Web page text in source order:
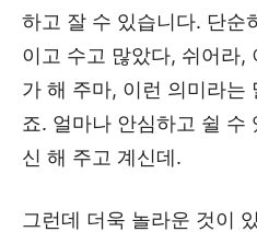
하고 잘 수 있습니다. 단순
이고 수고 많았다, 쉬어라,
가 해 주마, 이런 의미라는
죠. 얼마나 안심하고 쉴 수
신 해 주고 계신데.
그런데 더욱 놀라운 것이